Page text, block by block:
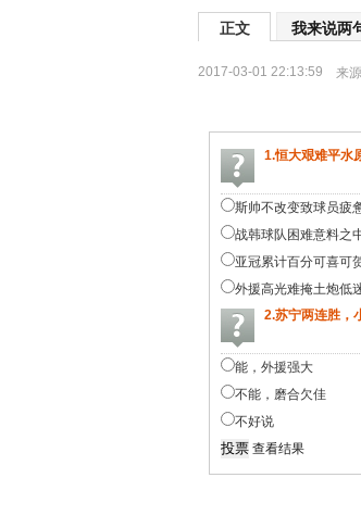
正文 我来说两
2017-03-01 22:13:59 来源
1.恒大艰难平水
斯帅不改变致球员疲
战韩球队困难意料之
亚冠累计百分可喜可
外援高光难掩土炮低
2.苏宁两连胜，
能，外援强大
不能，磨合欠佳
不好说
查看结果